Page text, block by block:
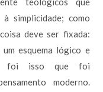
simplicidade; como
deve ser fixada:
esquema lógico e
foi isso que foi
moderno.